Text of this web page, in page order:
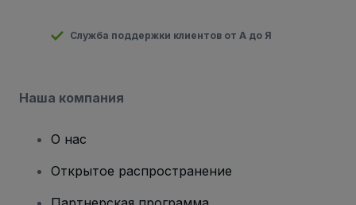
Служба поддержки клиентов от А до Я
Наша компания
О нас
Открытое распространение